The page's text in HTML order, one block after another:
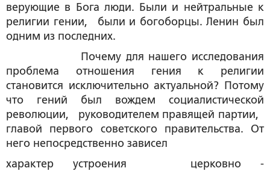
верующие в Бога люди. Были и нейтральные к
религии гении, были и богоборцы. Ленин был
одним из последних.
Почему для нашего исследования
проблема отношения гения к религии
становится исключительно актуальной? Потому
что гений был вождем социалистической
революции, руководителем правящей партии,
главой первого советского правительства. От
него непосредственно зависел
характер устроения церковно -